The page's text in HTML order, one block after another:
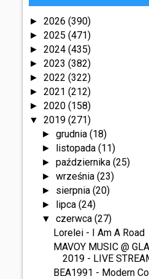
►2026(390)
►2025(471)
►2024(435)
►2023(382)
►2022(322)
►2021(212)
►2020(158)
▼2019(271)
► grudnia (18)
► listopada (11)
► października (25)
► września (23)
► sierpnia (20)
► lipca (24)
▼ czerwca (27)
Lorelei - I Am A Road
MAVOY MUSIC @
2019 - LIVE
BEA1991 - Modern